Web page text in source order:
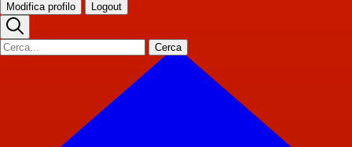
Modifica profilo Logout
Cerca